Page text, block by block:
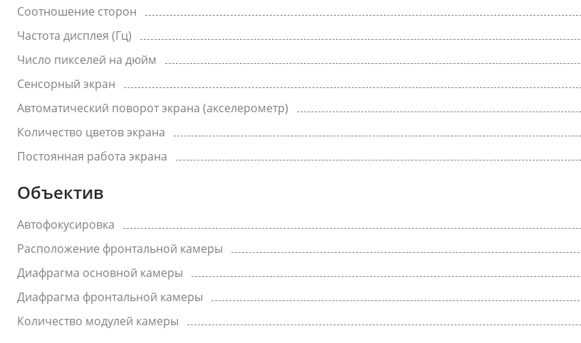
Соотношение сторон
Частота дисплея (Гц)
Число пикселей на дюйм
Сенсорный экран
Автоматический поворот экрана (акселерометр)
Количество цветов экрана
Постоянная работа экрана
Объектив
Автофокусировка
Расположение фронтальной камеры
Диафрагма основной камеры
Диафрагма фронтальной камеры
Количество модулей камеры